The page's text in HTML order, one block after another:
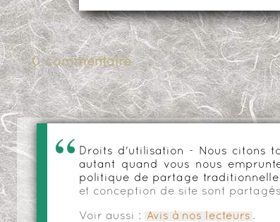
0 commentaire
Droits d'utilisation - Nous citons
autant quand vous nous
politique de partage traditionnelle
et conception de site sont
Voir aussi : Avis à nos lecteurs .